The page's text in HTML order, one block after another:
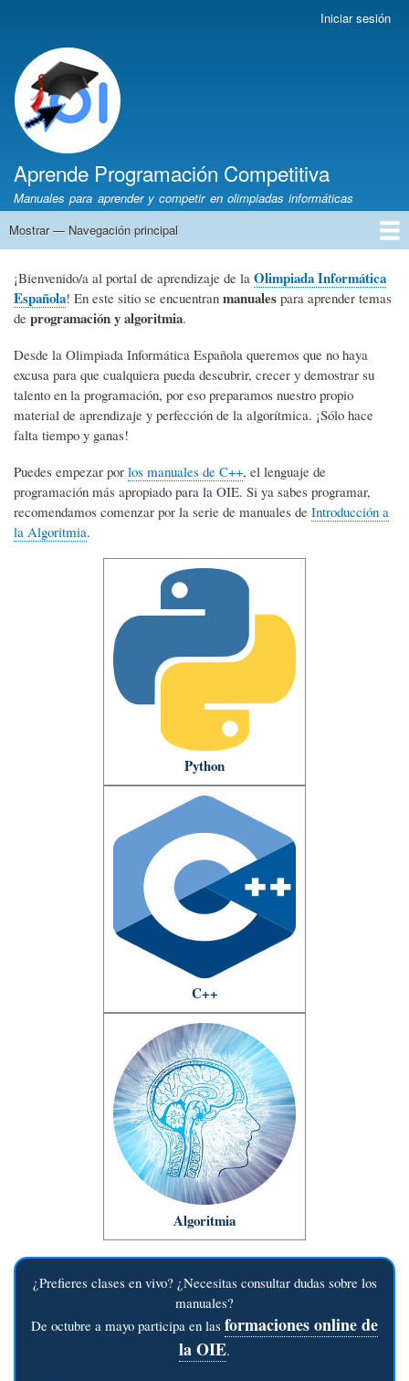
cuenta
de
usuario
Iniciar sesión
Aprende Programación Competitiva
Manuales para aprender y competir en olimpiadas informáticas
Navegación
Mostrar — Navegación principal
Inicio
Python
C++
Algoritmia
Olimpiadas
Autores
Recomendaciones
¡Bienvenido/a al portal de aprendizaje de la Olimpiada Informática
Española! En este sitio se encuentran manuales para aprender temas
de programación y algoritmia.
Desde la Olimpiada Informática Española queremos que no haya
excusa para que cualquiera pueda descubrir, crecer y demostrar su
talento en la programación, por eso preparamos nuestro propio
material de aprendizaje y perfección de la algorítmica. ¡Sólo hace
falta tiempo y ganas!
Puedes empezar por los manuales de C++, el lenguaje de
programación más apropiado para la OIE. Si ya sabes programar,
recomendamos comenzar por la serie de manuales de Introducción a
la Algoritmia.
Python
C++
Algoritmia
¿Prefieres clases en vivo? ¿Necesitas consultar dudas sobre los
manuales?
De octubre a mayo participa en las formaciones online de
la OIE.